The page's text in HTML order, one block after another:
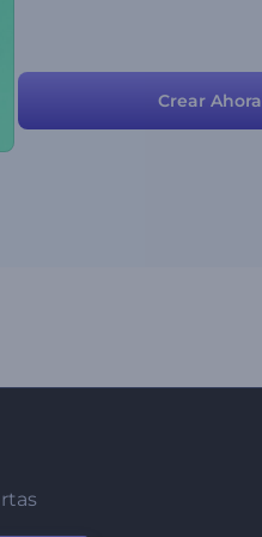
Crear Ahora